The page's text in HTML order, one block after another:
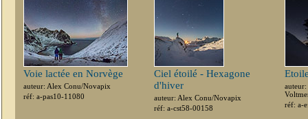
Voie lactée en Norvège
auteur: Alex Conu/Novapix
réf: a-pas10-11080
Ciel étoilé - Hexagone
d'hiver
auteur: Alex Conu/Novapix
réf: a-cst58-00158
auteur:
réf: a-